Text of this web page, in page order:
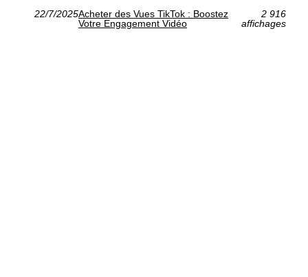
22/7/2025Acheter des Vues TikTok : Boostez
Votre Engagement Vidéo
2 916
affichages